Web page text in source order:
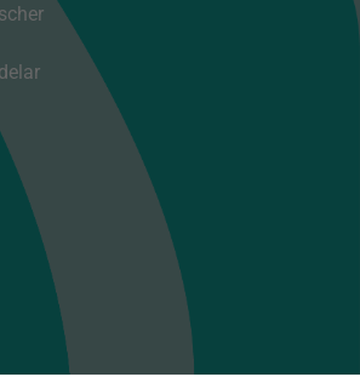
Nödvändiga
Dessa cookies
är nödvändiga
för att vår